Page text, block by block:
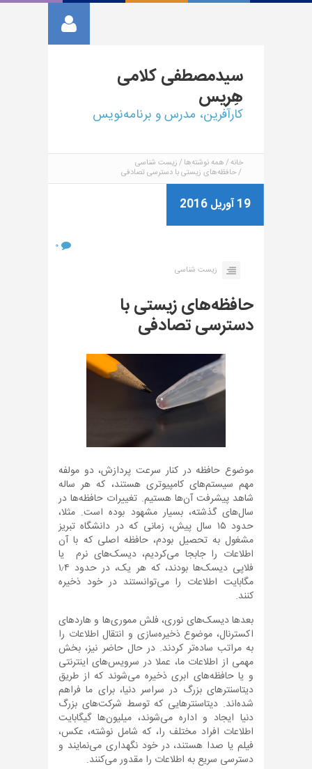
سیدمصطفیکلامی
هِریس
کارآفرین، مدرس و برنامه‌نویس
خانه همه نوشته‌ها زیست شناسی
حافظه‌های زیستی با دسترسی تصادفی
19 آوریل 2016
۰
زیست شناسی
حافظه‌های زیستی با
دسترسی تصادفی
موضوع حافظه در کنار سرعت پردازش، دو مولفه
مهم سیستم‌های کامپیوتری هستند، که هر ساله
شاهد پیشرفت آن‌ها هستیم. تغییرات حافظه‌ها در
سال‌های گذشته، بسیار مشهود بوده است. مثلا،
حدود ۱۵ سال پیش، زمانی که در دانشگاه تبریز
مشغول به تحصیل بودم، حافظه اصلی که با آن
اطلاعات را جابجا می‌کردیم، دیسک‌های نرم یا
فلاپی دیسک‌ها بودند، که هر یک، در حدود ۱٫۴
مگابایت اطلاعات را می‌توانستند در خود ذخیره
کنند.
بعدها دیسک‌های نوری، فلش مموری‌ها و هاردهای
اکسترنال، موضوع ذخیره‌سازی و انتقال اطلاعات را
به مراتب ساده‌تر کردند. در حال حاضر نیز، بخش
مهمی از اطلاعات ما، عملا در سرویس‌های اینترنتی
و یا حافظه‌های ابری ذخیره می‌شوند که از طریق
دیتاسنترهای بزرگ در سراسر دنیا، برای ما فراهم
شده‌اند. دیتاسنترهایی که توسط شرکت‌های بزرگ
دنیا ایجاد و اداره می‌شوند، میلیون‌ها گیگابایت
اطلاعات افراد مختلف را، که شامل نوشته، عکس،
فیلم یا صدا هستند، در خود نگهداری می‌نمایند و
دسترسی سریع به اطلاعات را مقدور می‌کنند.